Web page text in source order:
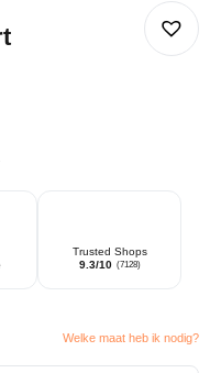
Trusted Shops
9.3/10 (7128)
Welke maat heb ik nodig?